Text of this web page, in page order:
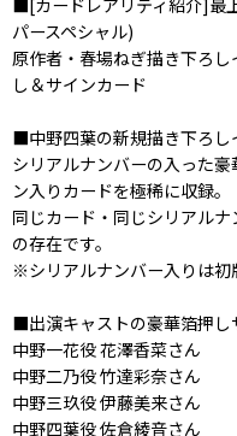
■[カードレアリティ紹介]最
パースペシャル)
原作者・春場ねぎ描き下ろ
し＆サインカード
■中野四葉の新規描き下ろし
シリアルナンバーの入った
ン入りカードを極稀に収録。
同じカード・同じシリアル
の存在です。
※シリアルナンバー入りは初
■出演キャストの豪華箔押し
中野一花役 花澤香菜さん
中野二乃役 竹達彩奈さん
中野三玖役 伊藤美来さん
中野四葉役 佐倉綾音さん